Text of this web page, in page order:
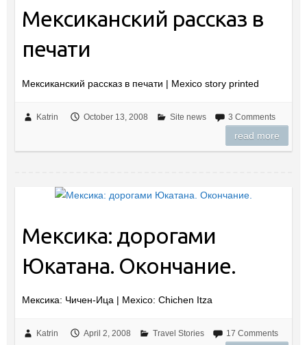
Мексиканский рассказ в
печати
Мексиканский рассказ в печати | Mexico story printed
Katrin October 13, 2008 Site news 3 Comments
read more
Мексика: дорогами
Юкатана. Окончание.
Мексика: Чичен-Ица | Mexico: Chichen Itza
Katrin April 2, 2008 Travel Stories 17 Comments